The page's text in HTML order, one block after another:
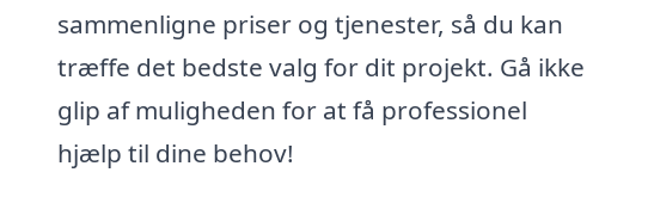
sammenligne priser og tjenester, så du kan
træffe det bedste valg for dit projekt. Gå ikke
glip af muligheden for at få professionel
hjælp til dine behov!